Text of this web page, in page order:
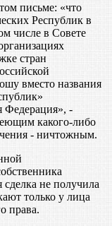
письме: «что
Республик в
числе в Совете
стран
вместо названия
Федерация», -
какого-либо
- ничтожным.
не получила
только у лица
права.